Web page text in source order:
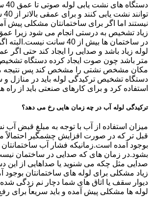
نیستند اما اگر برای ساختمانتان مشکلی پیش
زیاد تشخیص به درستی انجام می شود زیرا
در ساختمان ها بیش از 40 سانت
متر باشد چون صوت ایجاد کرده دستگاه تشخیص
مکان مشخص نشتی را مشخص کند پس نتیجه
دستگاه تشخیص ترکیدگی لوله باید در منازل و
استفاده کرد و برای کارهای صنعتی باید از راه
ترکیدگی لوله آب در چه زمان هایی رخ می دهد؟
میزان استفاده از آب با توجه به مبلغ قبض آب
قبل تر که در صورت افزایش چشمگیر احتمالاً
بوجود آمده است.زمانیکه فشار آب ساختمانتان
بشود.در زمان های که صدایی در ساختمان
صدایی مثل چکه می شنوید یا صداهایی از این
زیاد مشکلی برای لوله های ساختمانتان بوجود
دیوار سقف یا اتاق های شما دچار نم زدگی
لوله ها مشکلی پیش آمده و باید سریعاً برای